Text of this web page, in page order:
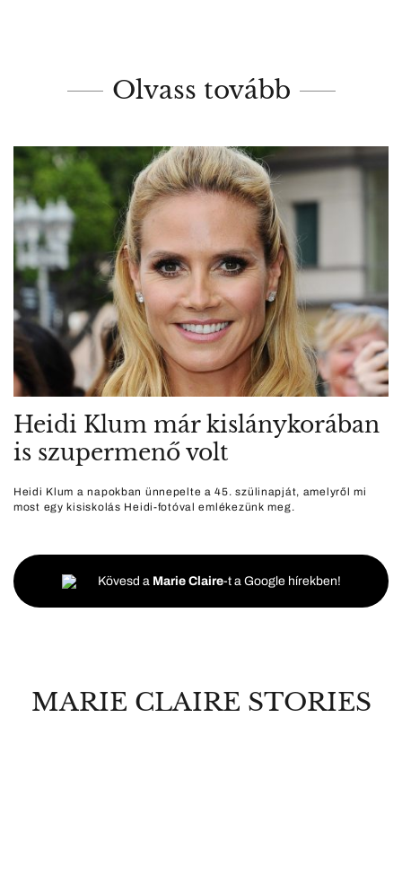
Olvass tovább
Heidi Klum már kislánykorában
is szupermenő volt
Heidi Klum a napokban ünnepelte a 45. szülinapját, amelyről mi
most egy kisiskolás Heidi-fotóval emlékezünk meg.
Kövesd a Marie Claire-t a Google hírekben!
MARIE CLAIRE STORIES